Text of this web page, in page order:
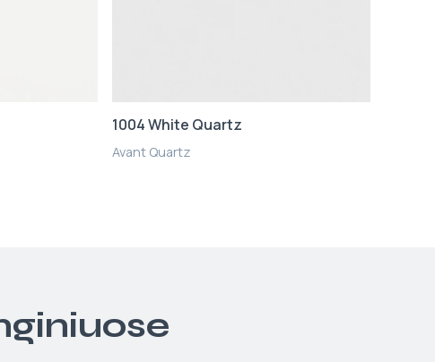
1004 White Quartz
Avant Quartz